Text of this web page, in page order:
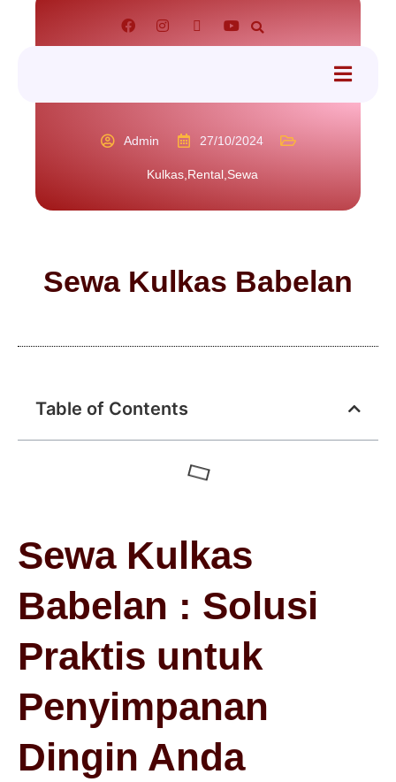
Admin 27/10/2024
Kulkas,Rental,Sewa
Sewa Kulkas Babelan
Table of Contents
Sewa Kulkas
Babelan : Solusi
Praktis untuk
Penyimpanan
Dingin Anda